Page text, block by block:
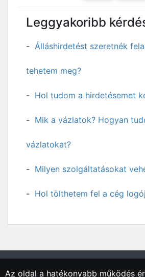
Leggyakoribb
Álláshirdetést szeretnék
tehetem meg?
Hol tudom a hirdetésemet
Mik a vázlatok? Hogyan
vázlatokat?
Milyen szolgáltatásokat
Hol tölthetem fel a cég
"Kerepes, Pest vármegyei
Az oldal a hatékonyabb működés